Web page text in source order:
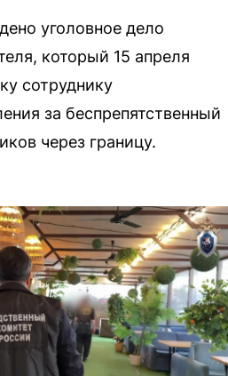
уголовное дело
который 15 апреля
сотруднику
за беспрепятственный
через границу.